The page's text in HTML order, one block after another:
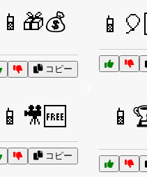
📱🎁💰
コピー
📱🎥🆓
コピー